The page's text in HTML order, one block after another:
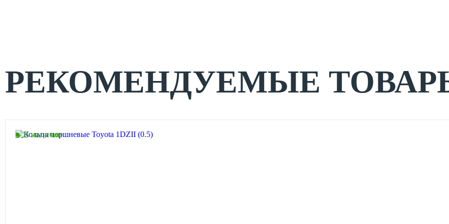
РЕКОМЕНДУЕМЫЕ
В наличии